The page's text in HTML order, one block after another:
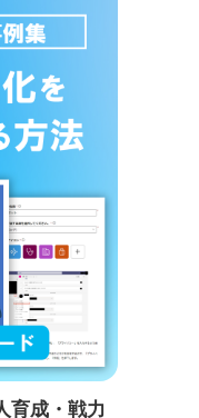
育成・戦力